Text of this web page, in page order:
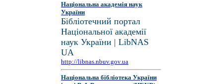
Національна академія наук
України
Бібліотечний портал
Національної академії
наук України | LibNAS
UA
http://libnas.nbuv.gov.ua
Національна бібліотека України